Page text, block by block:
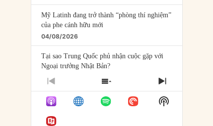
Mỹ Latinh đang trở thành “phòng thí nghiệm”
của phe cánh hữu mới
04/08/2026
Tại sao Trung Quốc phủ nhận cuộc gặp với
Ngoại trưởng Nhật Bản?
04/08/2026
Điểm mù chiến lược của Trump tại Thái Bình
Dương
03/08/2026
PREVIOUS
EPISODE
SHOW
EPISODES
LIST
NEXT
EPISODE
Show
Podcast